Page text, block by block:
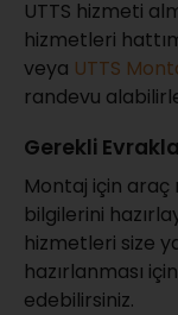
UTTS hizmeti
hizmetleri
veya UTTS
randevu
Gerekli
Montaj için araç
bilgilerini
hizmetleri size
hazırlanması için
edebilirsiniz.